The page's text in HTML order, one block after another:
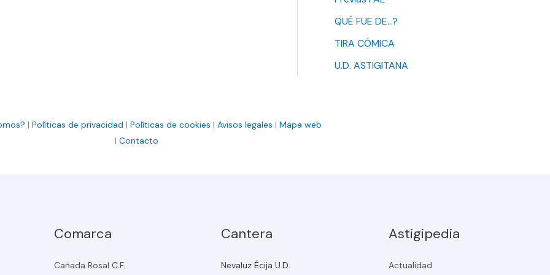
QUÉ FUE DE…?
TIRA CÓMICA
U.D. ASTIGITANA
| Políticas de privacidad | Políticas de cookies | Avisos legales | Mapa web
| Contacto
Comarca
Cañada Rosal C.F.
Cantera
Nevaluz Écija U.D.
Astigipedia
Actualidad